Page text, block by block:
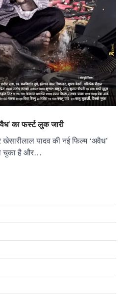
का फर्स्ट लुक जारी
खेसारीलाल यादव की नई फिल्म ‘अवैध’
चुका है और…